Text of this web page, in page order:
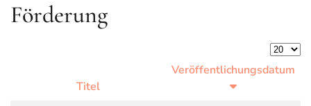
Förderung
Titel
Veröffentlichungsdatum